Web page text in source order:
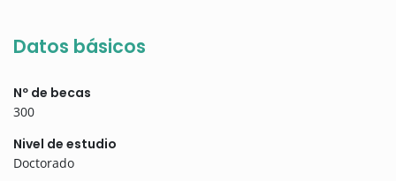
Datos básicos
Nº de becas
300
Nivel de estudio
Doctorado